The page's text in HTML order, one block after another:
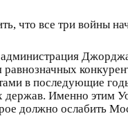
что все три войны
в последующие
Именно этим
должно ослабить